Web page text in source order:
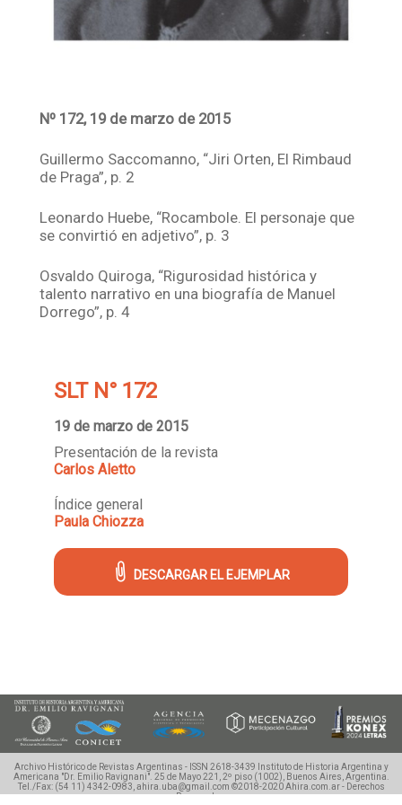
Nº 172, 19 de marzo de 2015
Guillermo Saccomanno, “Jiri Orten, El Rimbaud
de Praga”, p. 2
Leonardo Huebe, “Rocambole. El personaje que
se convirtió en adjetivo”, p. 3
Osvaldo Quiroga, “Rigurosidad histórica y
talento narrativo en una biografía de Manuel
Dorrego”, p. 4
SLT N° 172
19 de marzo de 2015
Presentación de la revista
Carlos Aletto
Índice general
Paula Chiozza
DESCARGAR EL EJEMPLAR
Archivo Histórico de Revistas Argentinas - ISSN 2618-3439
Instituto de Historia Argentina y
Americana "Dr. Emilio Ravignani". 25 de Mayo 221, 2º piso (1002), Buenos Aires, Argentina.
Tel./Fax: (54 11) 4342-0983, ahira.uba@gmail.com ©2018-2020 Ahira.com.ar - Derechos
Reservados.